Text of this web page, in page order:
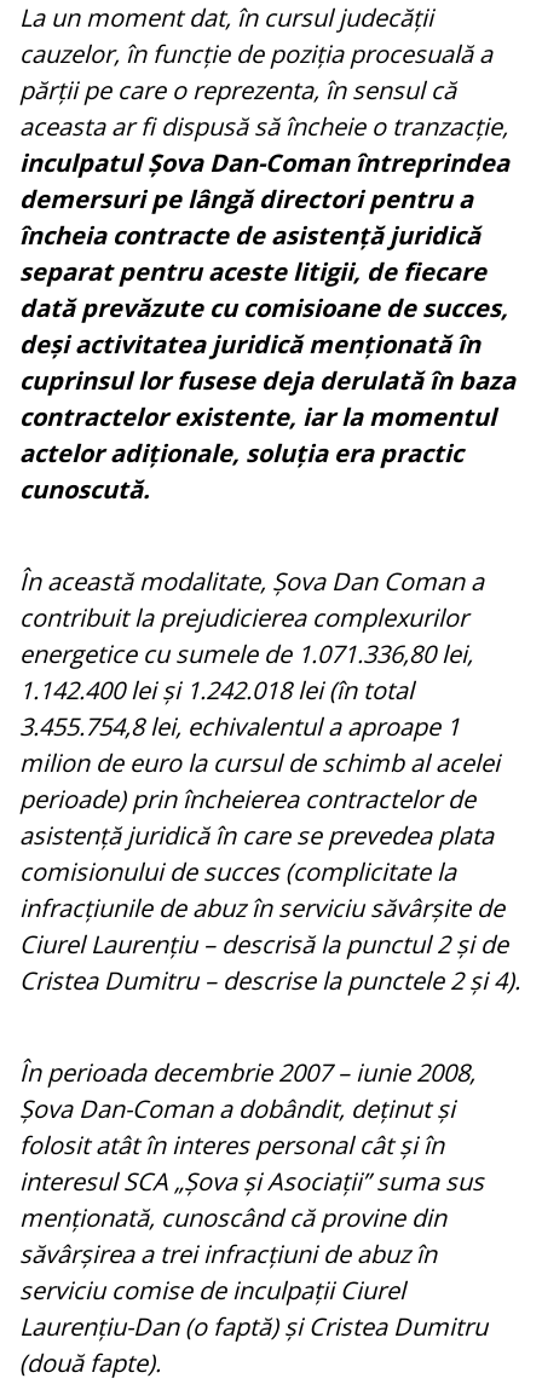
La un moment dat, în cursul judecății
cauzelor, în funcție de poziția procesuală a
părții pe care o reprezenta, în sensul că
aceasta ar fi dispusă să încheie o tranzacție,
inculpatul Șova Dan-Coman întreprindea
demersuri pe lângă directori pentru a
încheia contracte de asistență juridică
separat pentru aceste litigii, de fiecare
dată prevăzute cu comisioane de succes,
deși activitatea juridică menționată în
cuprinsul lor fusese deja derulată în baza
contractelor existente, iar la momentul
actelor adiționale, soluția era practic
cunoscută.
În această modalitate, Șova Dan Coman a
contribuit la prejudicierea complexurilor
energetice cu sumele de 1.071.336,80 lei,
1.142.400 lei și 1.242.018 lei (în total
3.455.754,8 lei, echivalentul a aproape 1
milion de euro la cursul de schimb al acelei
perioade) prin încheierea contractelor de
asistență juridică în care se prevedea plata
comisionului de succes (complicitate la
infracțiunile de abuz în serviciu săvârșite de
Ciurel Laurențiu – descrisă la punctul 2 și de
Cristea Dumitru – descrise la punctele 2 și 4).
În perioada decembrie 2007 – iunie 2008,
Șova Dan-Coman a dobândit, deținut și
folosit atât în interes personal cât și în
interesul SCA „Șova și Asociații” suma sus
menționată, cunoscând că provine din
săvârșirea a trei infracțiuni de abuz în
serviciu comise de inculpații Ciurel
Laurențiu-Dan (o faptă) și Cristea Dumitru
(două fapte).